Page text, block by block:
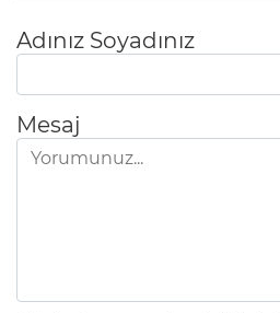
Adınız Soyadınız
Mesaj